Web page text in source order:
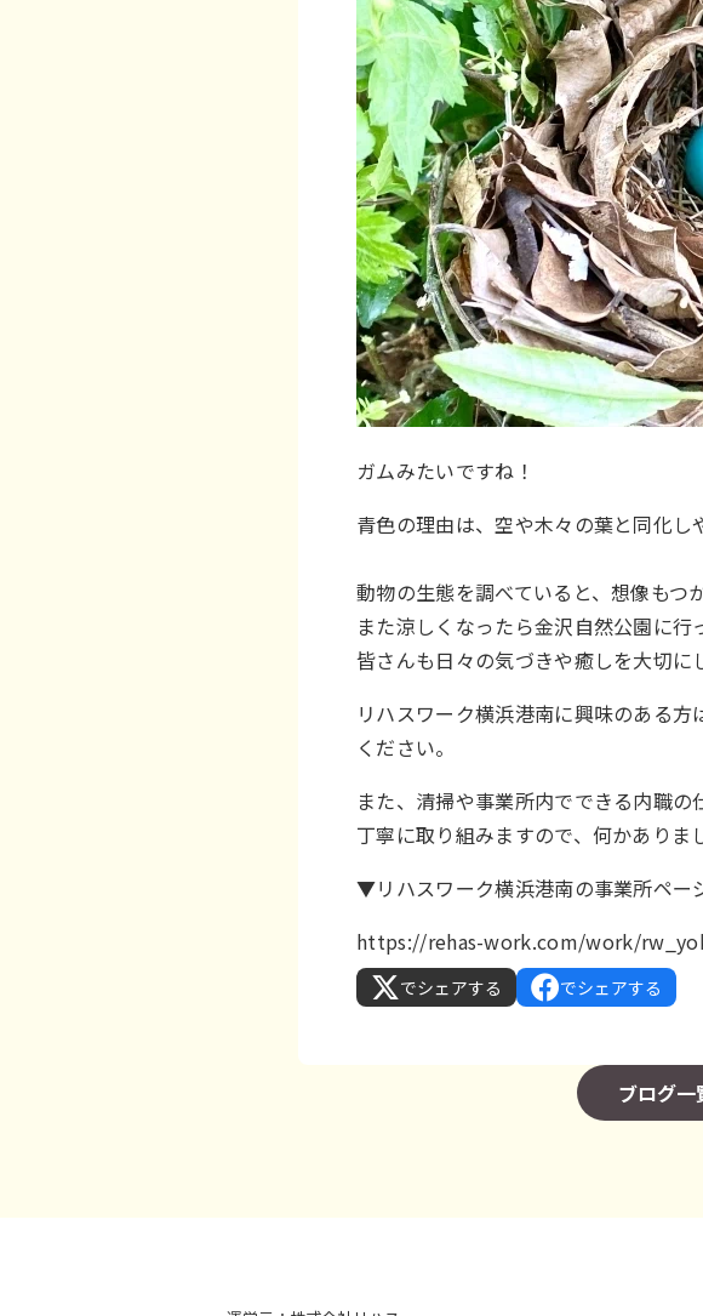
ガムみたいですね！
青色の理由は、空や木々の葉と同化し
動物の生態を調べていると、想像もつ
また涼しくなったら金沢自然公園に行
皆さんも日々の気づきや癒しを大切に
リハスワーク横浜港南に興味のある
ください。
また、清掃や事業所内でできる内職の
丁寧に取り組みますので、何かありま
▼リハスワーク横浜港南の事業所ペー
https://rehas-work.com/work/
でシェアする でシェアする
ブログ一